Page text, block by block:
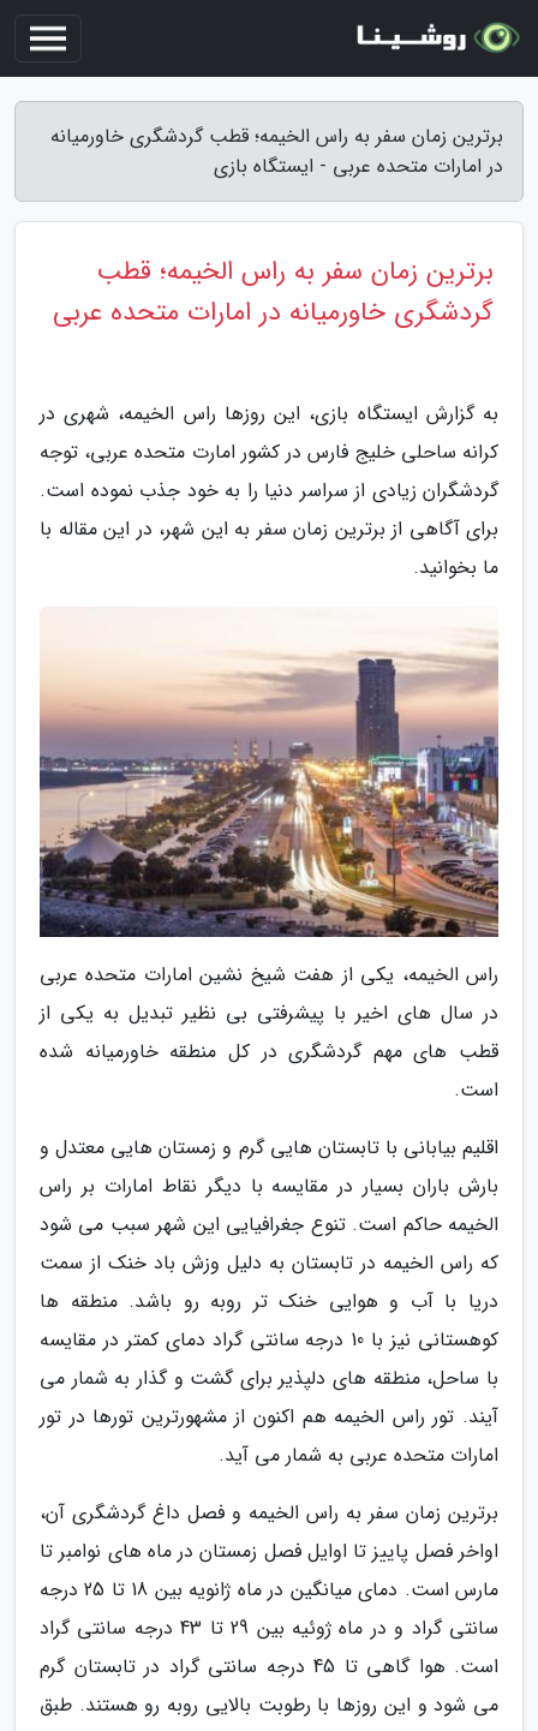
برترین زمان سفر به راس الخیمه؛ قطب گردشگری خاورمیانه
در امارات متحده عربی - ایستگاه بازی
برترین زمان سفر به راس الخیمه؛ قطب
گردشگری خاورمیانه در امارات متحده عربی
به گزارش ایستگاه بازی، این روزها راس الخیمه، شهری در
کرانه ساحلی خلیج فارس در کشور امارت متحده عربی، توجه
گردشگران زیادی از سراسر دنیا را به خود جذب نموده است.
برای آگاهی از برترین زمان سفر به این شهر، در این مقاله با
ما بخوانید.
راس الخیمه، یکی از هفت شیخ نشین امارات متحده عربی
در سال های اخیر با پیشرفتی بی نظیر تبدیل به یکی از
قطب های مهم گردشگری در کل منطقه خاورمیانه شده
است.
اقلیم بیابانی با تابستان هایی گرم و زمستان هایی معتدل و
بارش باران بسیار در مقایسه با دیگر نقاط امارات بر راس
الخیمه حاکم است. تنوع جغرافیایی این شهر سبب می شود
که راس الخیمه در تابستان به دلیل وزش باد خنک از سمت
دریا با آب و هوایی خنک تر روبه رو باشد. منطقه ها
کوهستانی نیز با 10 درجه سانتی گراد دمای کمتر در مقایسه
با ساحل، منطقه های دلپذیر برای گشت و گذار به شمار می
آیند. تور راس الخیمه هم اکنون از مشهورترین تورها در تور
امارات متحده عربی به شمار می آید.
برترین زمان سفر به راس الخیمه و فصل داغ گردشگری آن،
اواخر فصل پاییز تا اوایل فصل زمستان در ماه های نوامبر تا
مارس است. دمای میانگین در ماه ژانویه بین 18 تا 25 درجه
سانتی گراد و در ماه ژوئیه بین 29 تا 43 درجه سانتی گراد
است. هوا گاهی تا 45 درجه سانتی گراد در تابستان گرم
می شود و این روزها با رطوبت بالایی روبه رو هستند. طبق